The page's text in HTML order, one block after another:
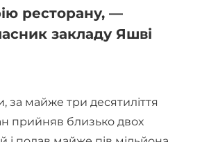
ресторану, —
закладу Яшві
за майже три десятиліття
прийняв близько двох